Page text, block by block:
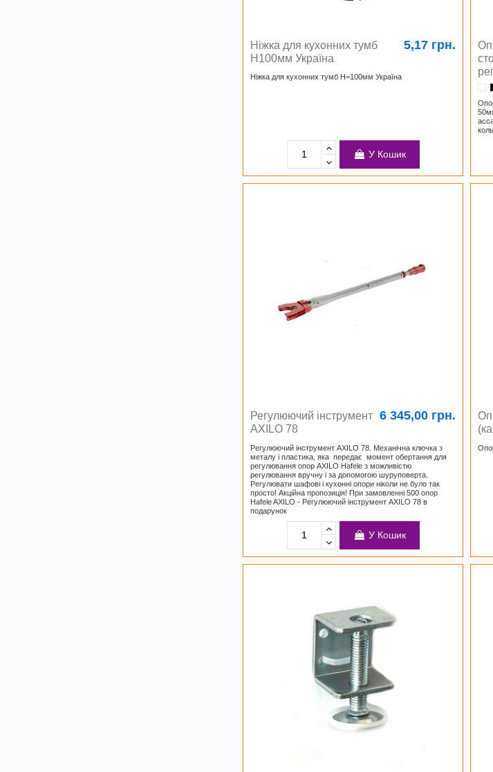
Ніжка для кухонних тумб
H100мм Україна
5,17 грн.
Ніжка для кухонних тумб H=100мм Україна
У Кошик
Регулюючий інструмент
AXILO 78
6 345,00 грн.
Регулюючий інструмент AXILO 78. Механічна ключка з
металу і пластика, яка передає момент обертання для
регулювання опор AXILO Hafele з можливістю
регулювання вручну і за допомогою шуруповерта.
Регулювати шафові і кухонні опори ніколи не було так
просто! Акційна пропозиція! При замовленні 500 опор
Hafele AXILO - Регулюючий інструмент AXILO 78 в
подарунок
У Кошик